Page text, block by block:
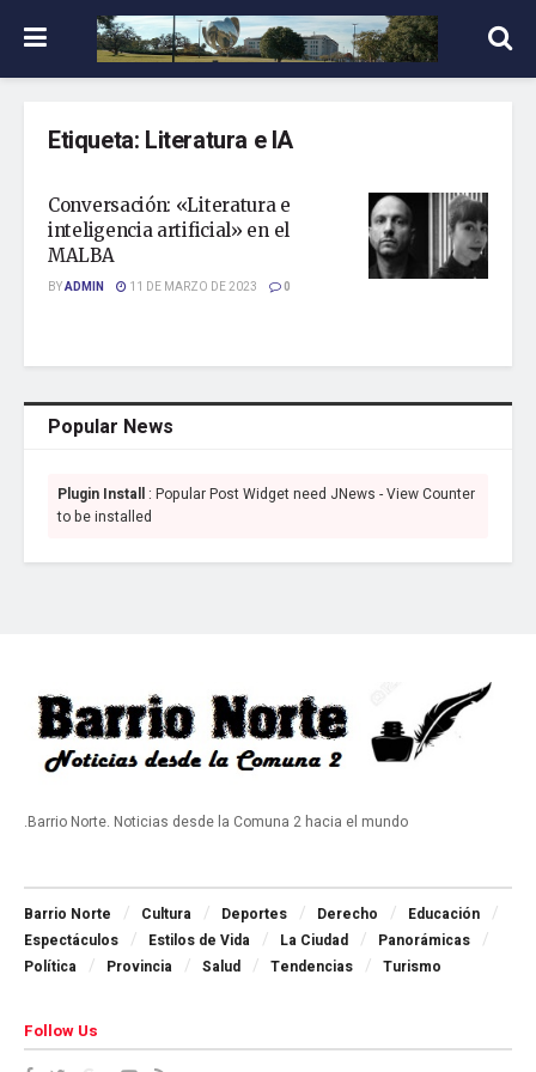
Etiqueta: Literatura e IA
Conversación: «Literatura e
inteligencia artificial» en el
MALBA
BYADMIN 11 DE MARZO DE 2023 0
Popular News
Plugin Install : Popular Post Widget need JNews - View Counter
to be installed
.Barrio Norte. Noticias desde la Comuna 2 hacia el mundo
Barrio Norte Cultura Deportes Derecho
Educación
Espectáculos
Estilos de Vida La Ciudad
Panorámicas
Política
Provincia Salud Tendencias Turismo
Follow Us